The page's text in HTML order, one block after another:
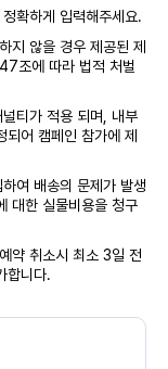
확하게 입력해주세요.
지 않을 경우 제공된 제
조에 따라 법적 처벌
티가 적용 되며, 내부
어 캠페인 참가에 제
여 배송의 문제가 발생
대한 실물비용을 청구
약 취소시 최소 3일 전
합니다.